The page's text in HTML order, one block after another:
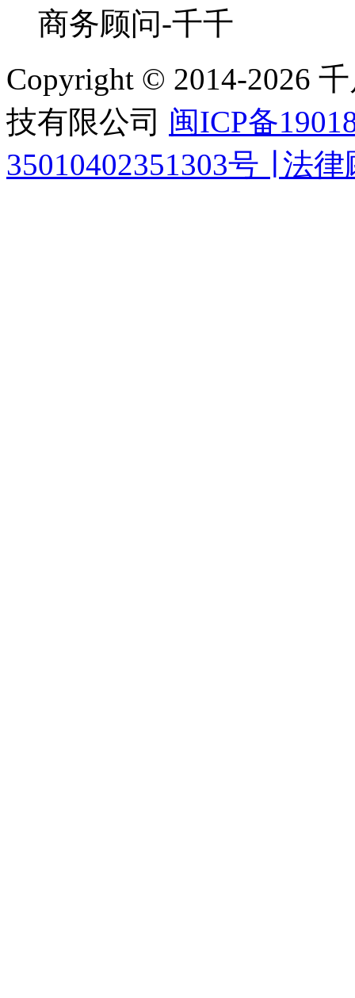
商务顾问-千千
Copyright © 2014-2026
技有限公司 闽ICP备
35010402351303号 ∣ 法